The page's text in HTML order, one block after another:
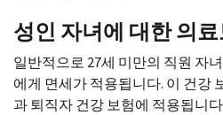
성인 자녀에 대한 의
일반적으로 27세 미만의 직원 자
에게 면세가 적용됩니다. 이 건강
과 퇴직자 건강 보험에 적용됩니